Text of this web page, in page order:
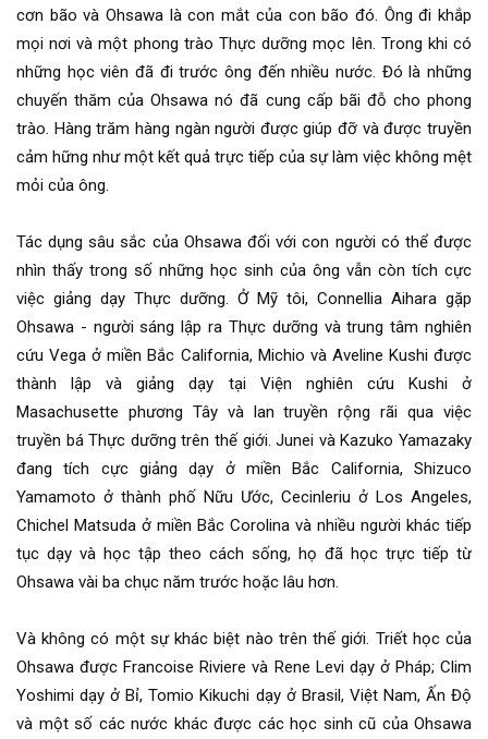
cơn bão và Ohsawa là con mắt của con bão đó. Ông đi khắp
mọi nơi và một phong trào Thực dưỡng mọc lên. Trong khi có
những học viên đã đi trước ông đến nhiều nước. Đó là những
chuyến thăm của Ohsawa nó đã cung cấp bãi đỗ cho phong
trào. Hàng trăm hàng ngàn người được giúp đỡ và được truyền
cảm hững như một kết quả trực tiếp của sự làm việc không mệt
mỏi của ông.
Tác dụng sâu sắc của Ohsawa đối với con người có thể được
nhìn thấy trong số những học sinh của ông vẫn còn tích cực
việc giảng dạy Thực dưỡng. Ở Mỹ tôi, Connellia Aihara gặp
Ohsawa - người sáng lập ra Thực dưỡng và trung tâm nghiên
cứu Vega ở miền Bắc California, Michio và Aveline Kushi được
thành lập và giảng dạy tại Viện nghiên cứu Kushi ở
Masachusette phương Tây và lan truyền rộng rãi qua việc
truyền bá Thực dưỡng trên thế giới. Junei và Kazuko Yamazaky
đang tích cực giảng dạy ở miền Bắc California, Shizuco
Yamamoto ở thành phố Nữu Ước, Cecinleriu ở Los Angeles,
Chichel Matsuda ở miền Bắc Corolina và nhiều người khác tiếp
tục dạy và học tập theo cách sống, họ đã học trực tiếp từ
Ohsawa vài ba chục năm trước hoặc lâu hơn.
Và không có một sự khác biệt nào trên thế giới. Triết học của
Ohsawa được Francoise Riviere và Rene Levi dạy ở Pháp; Clim
Yoshimi dạy ở Bỉ, Tomio Kikuchi dạy ở Brasil, Việt Nam, Ấn Độ
và một số các nước khác được các học sinh cũ của Ohsawa